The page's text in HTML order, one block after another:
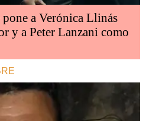
a Verónica Llinás
y a Peter Lanzani como